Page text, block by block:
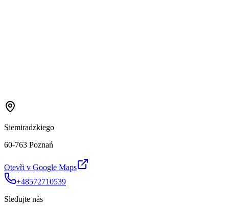
Siemiradzkiego
60-763 Poznań
Otevři v Google Maps
+48572710539
Sledujte nás